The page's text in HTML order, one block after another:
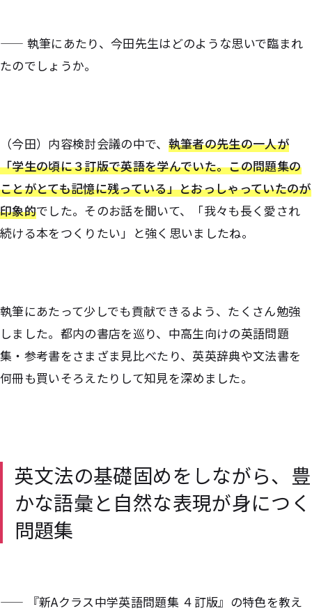
—— 執筆にあたり、今田先生はどのような思いで臨まれ
たのでしょうか。
（今田）内容検討会議の中で、 執筆者の先生の一人が
「学生の頃に３訂版で英語を学んでいた。この問題集の
ことがとても記憶に残っている」とおっしゃっていたのが
印象的でした。そのお話を聞いて、「我々も長く愛され
続ける本をつくりたい」と強く思いましたね。
執筆にあたって少しでも貢献できるよう、たくさん勉強
しました。都内の書店を巡り、中高生向けの英語問題
集・参考書をさまざま見比べたり、英英辞典や文法書を
何冊も買いそろえたりして知見を深めました。
英文法の基礎固めをしながら、豊
かな語彙と自然な表現が身につく
問題集
—— 『新Aクラス中学英語問題集 ４訂版』の特色を教え